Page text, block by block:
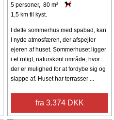
5 personer, 80 m²
1,5 km til kyst.
I dette sommerhus med spabad, kan
I nyde atmosfæren, der afspejler
ejeren af huset. Sommerhuset ligger
i et roligt, naturskønt område, hvor
der er mulighed for at fordybe sig og
slappe af. Huset har terrasser ...
fra 3.374 DKK